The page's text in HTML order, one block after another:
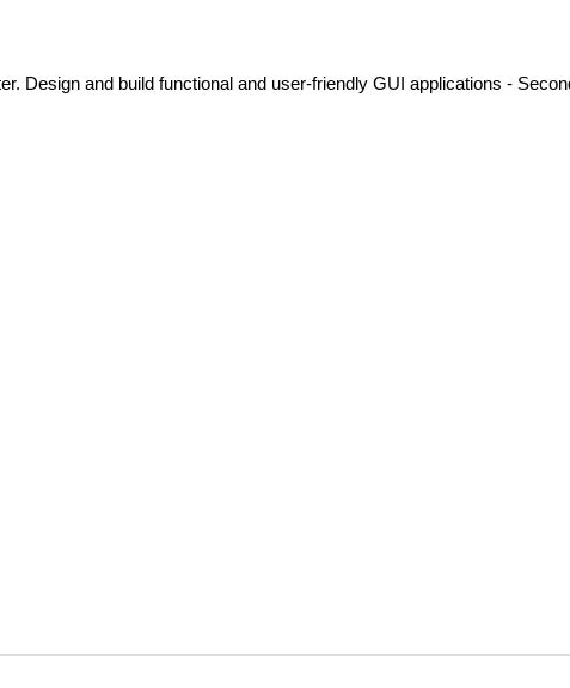
Design and build functional and user-friendly GUI applications -